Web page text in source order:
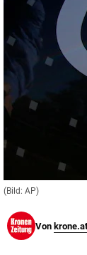
(Bild: AP)
Von krone.at